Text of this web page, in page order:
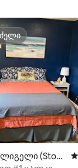
4,88, 17
(Stock